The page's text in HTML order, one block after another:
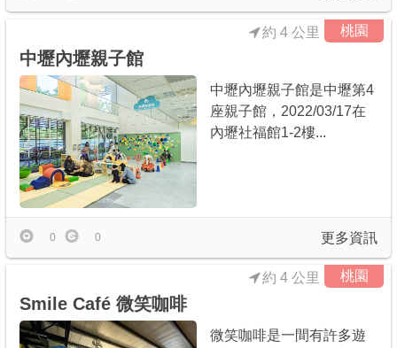
桃園
中壢內壢親子館
約 4 公里
中壢內壢親子館是中壢第4
座親子館，2022/03/17在
內壢社福館1-2樓...
更多資訊
0 0
桃園
Smile Café 微笑咖啡
約 4 公里
微笑咖啡是一間有許多遊